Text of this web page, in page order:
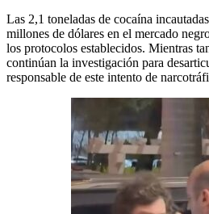
Las 2,1 toneladas de cocaína
millones de dólares en el mercado
los protocolos establecidos. Mientras
continúan la investigación para
responsable de este intento de